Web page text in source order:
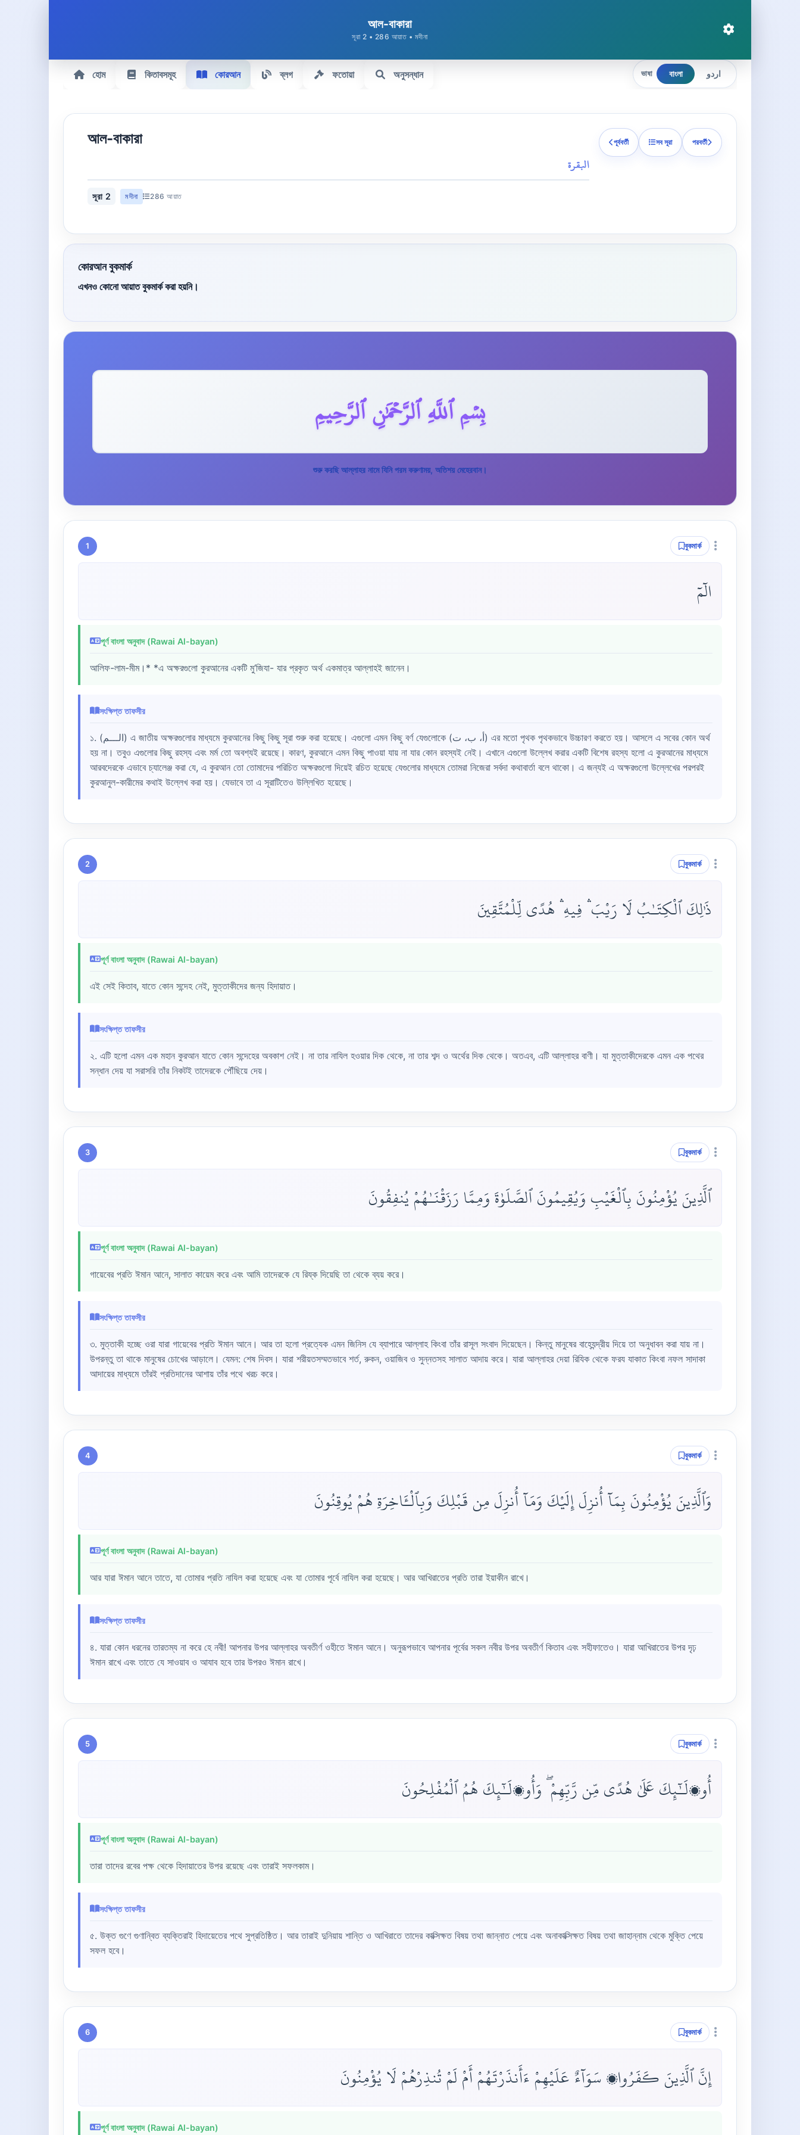
আল-বাকারা
সূরা 2 • 286 আয়াত • মদীনা
হোম কিতাবসমূহ কোরআন ব্লগ ফতোয়া অনুসন্ধান ভাষা বাংলা اردو
আল-বাকারা
البقرة
সূরা 2 মদীনা 286 আয়াত
পূর্ববর্তী সব সূরা পরবর্তী
কোরআন বুকমার্ক
এখনও কোনো আয়াত বুকমার্ক করা হয়নি।
بِسۡمِ ٱللَّهِ ٱلرَّحۡمَٰنِ ٱلرَّحِيمِ
শুরু করছি আল্লাহর নামে যিনি পরম করুণাময়, অতিশয় মেহেরবান।
1 বুকমার্ক
الٓمٓ
পূর্ণ বাংলা অনুবাদ (Rawai Al-bayan)
আলিফ-লাম-মীম।* *এ অক্ষরগুলো কুরআনের একটি মু‘জিযা- যার প্রকৃত অর্থ একমাত্র আল্লাহই জানেন।
সংক্ষিপ্ত তাফসীর
১. (الـــم) এ জাতীয় অক্ষরগুলোর মাধ্যমে কুরআনের কিছু কিছু সূরা শুরু করা হয়েছে। এগুলো এমন কিছু বর্ণ যেগুলোকে (أ، ب، ت) এর মতো পৃথক পৃথকভাবে উচ্চারণ করতে হয়। আসলে এ সবের কোন অর্থ
হয় না। তবুও এগুলোর কিছু রহস্য এবং মর্ম তো অবশ্যই রয়েছে। কারণ, কুরআনে এমন কিছু পাওয়া যায় না যার কোন রহস্যই নেই। এখানে এগুলো উল্লেখ করার একটি বিশেষ রহস্য হলো এ কুরআনের মাধ্যমে
আরবদেরকে এভাবে চ্যালেঞ্জ করা যে, এ কুরআন তো তোমাদের পরিচিত অক্ষরগুলো দিয়েই রচিত হয়েছে যেগুলোর মাধ্যমে তোমরা নিজেরা সর্বদা কথাবার্তা বলে থাকো। এ জন্যই এ অক্ষরগুলো উল্লেখের পরপরই
কুরআনুল-কারীমের কথাই উল্লেখ করা হয়। যেভাবে তা এ সূরাটিতেও উল্লিখিত হয়েছে।
2 বুকমার্ক
ذَٰلِكَ ٱلْكِتَـٰبُ لَا رَيْبَ ۛ فِيهِ ۛ هُدًى لِّلْمُتَّقِينَ
পূর্ণ বাংলা অনুবাদ (Rawai Al-bayan)
এই সেই কিতাব, যাতে কোন সন্দেহ নেই, মুত্তাকীদের জন্য হিদায়াত।
সংক্ষিপ্ত তাফসীর
২. এটি হলো এমন এক মহান কুরআন যাতে কোন সন্দেহের অবকাশ নেই। না তার নাযিল হওয়ার দিক থেকে, না তার শব্দ ও অর্থের দিক থেকে। অতএব, এটি আল্লাহর বাণী। যা মুত্তাকীদেরকে এমন এক পথের
সন্ধান দেয় যা সরাসরি তাঁর নিকটই তাদেরকে পৌঁছিয়ে দেয়।
3 বুকমার্ক
ٱلَّذِينَ يُؤْمِنُونَ بِٱلْغَيْبِ وَيُقِيمُونَ ٱلصَّلَوٰةَ وَمِمَّا رَزَقْنَـٰهُمْ يُنفِقُونَ
পূর্ণ বাংলা অনুবাদ (Rawai Al-bayan)
গায়েবের প্রতি ঈমান আনে, সালাত কায়েম করে এবং আমি তাদেরকে যে রিয্ক দিয়েছি তা থেকে ব্যয় করে।
সংক্ষিপ্ত তাফসীর
৩. মুত্তাকী হচ্ছে ওরা যারা গায়েবের প্রতি ঈমান আনে। আর তা হলো প্রত্যেক এমন জিনিস যে ব্যাপারে আল্লাহ কিংবা তাঁর রাসূল সংবাদ দিয়েছেন। কিন্তু মানুষের বাহ্যেন্দ্রীয় দিয়ে তা অনুধাবন করা যায় না।
উপরন্তু তা থাকে মানুষের চোখের আড়ালে। যেমন: শেষ দিবস। যারা শরীয়তসম্মতভাবে শর্ত, রুকন, ওয়াজিব ও সুন্নতসহ সালাত আদায় করে। যারা আল্লাহর দেয়া রিযিক থেকে ফরয যাকাত কিংবা নফল সাদাকা
আদায়ের মাধ্যমে তাঁরই প্রতিদানের আশায় তাঁর পথে খরচ করে।
4 বুকমার্ক
وَٱلَّذِينَ يُؤْمِنُونَ بِمَآ أُنزِلَ إِلَيْكَ وَمَآ أُنزِلَ مِن قَبْلِكَ وَبِٱلْـَٔاخِرَةِ هُمْ يُوقِنُونَ
পূর্ণ বাংলা অনুবাদ (Rawai Al-bayan)
আর যারা ঈমান আনে তাতে, যা তোমার প্রতি নাযিল করা হয়েছে এবং যা তোমার পূর্বে নাযিল করা হয়েছে। আর আখিরাতের প্রতি তারা ইয়াকীন রাখে।
সংক্ষিপ্ত তাফসীর
৪. যারা কোন ধরনের তারতম্য না করে হে নবী! আপনার উপর আল্লাহর অবতীর্ণ ওহীতে ঈমান আনে। অনুরূপভাবে আপনার পূর্বের সকল নবীর উপর অবতীর্ণ কিতাব এবং সহীফাতেও। যারা আখিরাতের উপর দৃঢ়
ঈমান রাখে এবং তাতে যে সাওয়াব ও আযাব হবে তার উপরও ঈমান রাখে।
5 বুকমার্ক
أُو۟لَـٰٓئِكَ عَلَىٰ هُدًى مِّن رَّبِّهِمْ ۖ وَأُو۟لَـٰٓئِكَ هُمُ ٱلْمُفْلِحُونَ
পূর্ণ বাংলা অনুবাদ (Rawai Al-bayan)
তারা তাদের রবের পক্ষ থেকে হিদায়াতের উপর রয়েছে এবং তারাই সফলকাম।
সংক্ষিপ্ত তাফসীর
৫. উক্ত গুণে গুণান্বিত ব্যক্তিরাই হিদায়েতের পথে সুপ্রতিষ্ঠিত। আর তারাই দুনিয়ায় শান্তি ও আখিরাতে তাদের কাক্সিক্ষত বিষয় তথা জান্নাত পেয়ে এবং অনাকাক্সিক্ষত বিষয় তথা জাহান্নাম থেকে মুক্তি পেয়ে
সফল হবে।
6 বুকমার্ক
إِنَّ ٱلَّذِينَ كَفَرُوا۟ سَوَآءٌ عَلَيْهِمْ ءَأَنذَرْتَهُمْ أَمْ لَمْ تُنذِرْهُمْ لَا يُؤْمِنُونَ
পূর্ণ বাংলা অনুবাদ (Rawai Al-bayan)